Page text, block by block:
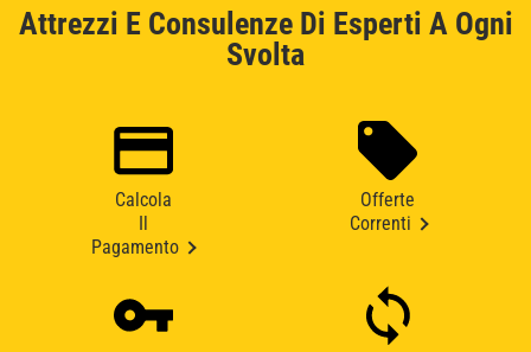
Attrezzi E Consulenze Di Esperti A Ogni
Svolta
Calcola
Pagamento
Offerte
Correnti